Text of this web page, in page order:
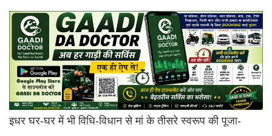
इधर घर-घर में भी विधि-विधान से मां के तीसरे स्वरूप की पूजा-